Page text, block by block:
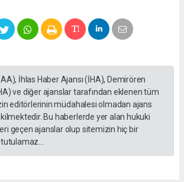
İhlas Haber Ajansı (İHA), Demirören
ve diğer ajanslar tarafından eklenen tüm
editörlerinin müdahalesi olmadan ajans
Bu haberlerde yer alan hukuki
geçen ajanslar olup sitemizin hiç bir